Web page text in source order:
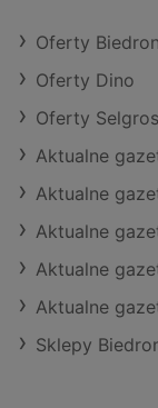
Oferty
Oferty Dino
Oferty Selgros
Aktualne
Aktualne
Aktualne
Aktualne
Aktualne
Sklepy